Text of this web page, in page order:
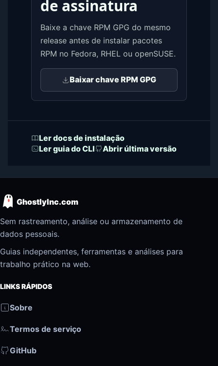
de assinatura
Baixe a chave RPM GPG do mesmo
release antes de instalar pacotes
RPM no Fedora, RHEL ou openSUSE.
Baixar chave RPM GPG
Ler docs de instalação
Ler guia do CLI
Abrir última versão
GhostlyInc.com
Sem rastreamento, análise ou armazenamento de
dados pessoais.
Guias independentes, ferramentas e análises para
trabalho prático na web.
LINKS RÁPIDOS
Sobre
Termos de serviço
GitHub